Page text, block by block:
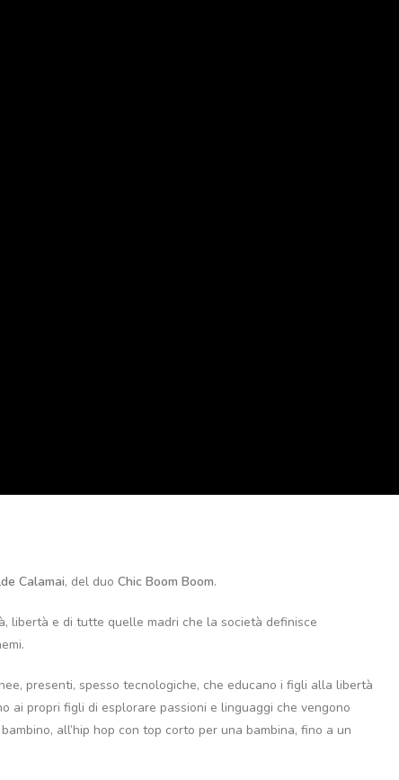
Calamai, del duo Chic Boom Boom.
libertà e di tutte quelle madri che la società definisce
presenti, spesso tecnologiche, che educano i figli alla libertà
ai propri figli di esplorare passioni e linguaggi che vengono
all’hip hop con top corto per una bambina, fino a un